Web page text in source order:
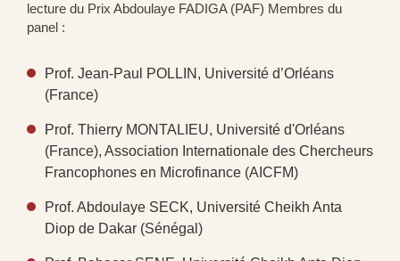
lecture du Prix Abdoulaye FADIGA (PAF) Membres du
panel :
Prof. Jean-Paul POLLIN, Université d’Orléans
(France)
Prof. Thierry MONTALIEU, Université d'Orléans
(France), Association Internationale des Chercheurs
Francophones en Microfinance (AICFM)
Prof. Abdoulaye SECK, Université Cheikh Anta
Diop de Dakar (Sénégal)